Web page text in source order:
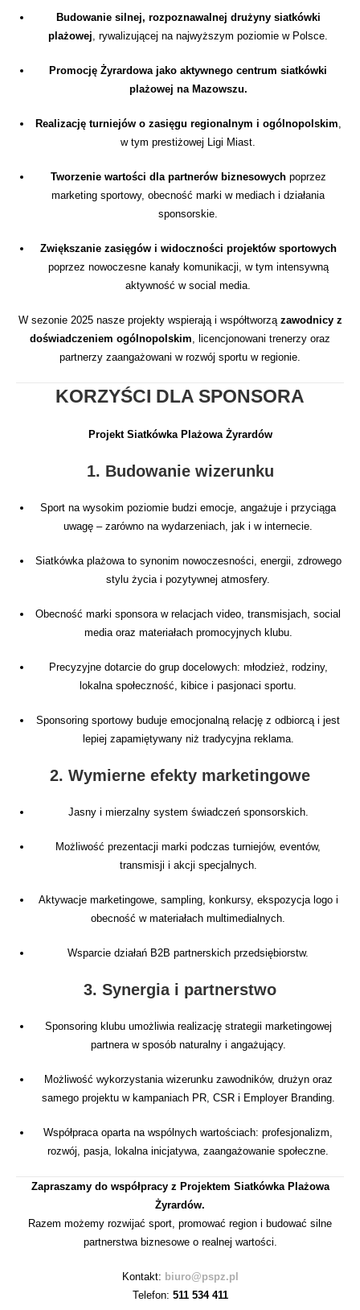
Budowanie silnej, rozpoznawalnej drużyny siatkówki
plażowej , rywalizującej na najwyższym poziomie w Polsce.
Promocję Żyrardowa jako aktywnego centrum siatkówki
plażowej na Mazowszu.
Realizację turniejów o zasięgu regionalnym i ogólnopolskim
w tym prestiżowej Ligi Miast.
Tworzenie wartości dla partnerów biznesowychpoprzez
marketing sportowy, obecność marki w mediach i działania
sponsorskie.
Zwiększanie zasięgów i widoczności projektów sportowych
poprzez nowoczesne kanały komunikacji, w tym intensywną
aktywność w social media.
W sezonie 2025 nasze projekty wspierają i współtworzą zawodnicy z
doświadczeniem ogólnopolskim , licencjonowani trenerzy oraz
partnerzy zaangażowani w rozwój sportu w regionie.
KORZYŚCI DLA SPONSORA
Projekt Siatkówka Plażowa Żyrardów
1. Budowanie wizerunku
Sport na wysokim poziomie budzi emocje, angażuje i przyciąga
uwagę – zarówno na wydarzeniach, jak i w internecie.
Siatkówka plażowa to synonim nowoczesności, energii, zdrowego
stylu życia i pozytywnej atmosfery.
Obecność marki sponsora w relacjach video, transmisjach, social
media oraz materiałach promocyjnych klubu.
Precyzyjne dotarcie do grup docelowych: młodzież, rodziny,
lokalna społeczność, kibice i pasjonaci sportu.
Sponsoring sportowy buduje emocjonalną relację z odbiorcą i jest
lepiej zapamiętywany niż tradycyjna reklama.
2. Wymierne efekty marketingowe
Jasny i mierzalny system świadczeń sponsorskich.
Możliwość prezentacji marki podczas turniejów, eventów,
transmisji i akcji specjalnych.
Aktywacje marketingowe, sampling, konkursy, ekspozycja logo i
obecność w materiałach multimedialnych.
Wsparcie działań B2B partnerskich przedsiębiorstw.
3. Synergia i partnerstwo
Sponsoring klubu umożliwia realizację strategii marketingowej
partnera w sposób naturalny i angażujący.
Możliwość wykorzystania wizerunku zawodników, drużyn oraz
samego projektu w kampaniach PR, CSR i Employer Branding.
Współpraca oparta na wspólnych wartościach: profesjonalizm,
rozwój, pasja, lokalna inicjatywa, zaangażowanie społeczne.
Zapraszamy do współpracy z Projektem Siatkówka Plażowa
Żyrardów.
Razem możemy rozwijać sport, promować region i budować silne
partnerstwa biznesowe o realnej wartości.
Kontakt: biuro@pspz.pl
Telefon: 511 534 411